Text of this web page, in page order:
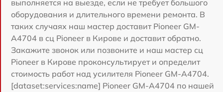
выполняется на выезде, если не требует большого
оборудования и длительного времени ремонта. В
таких случаях наш мастер доставит Pioneer GM-
A4704 в сц Pioneer в Кирове и доставит обратно.
Закажите звонок или позвоните и наш мастер сц
Pioneer в Кирове проконсультирует и определит
стоимость работ над усилителя Pioneer GM-A4704.
[dataset:services:name] Pioneer GM-A4704 по нашей